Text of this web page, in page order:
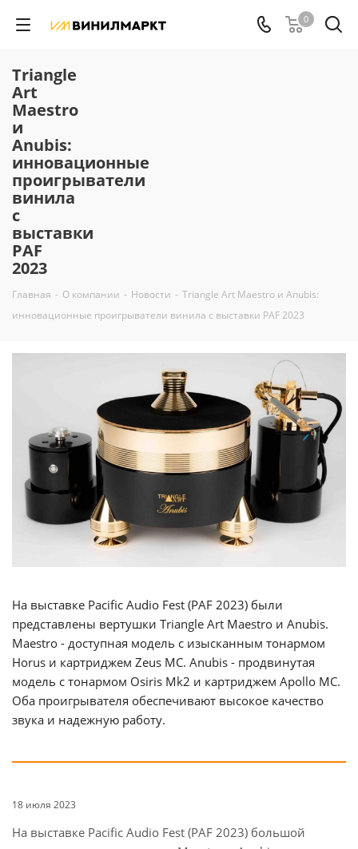
0
Triangle
Art
Maestro
и
Anubis:
инновационные
проигрыватели
винила
с
выставки
PAF
2023
Главная - О компании - Новости - Triangle Art Maestro и Anubis:
инновационные проигрыватели винила с выставки PAF 2023
На выставке Pacific Audio Fest (PAF 2023) были
представлены вертушки Triangle Art Maestro и Anubis.
Maestro - доступная модель с изысканным тонармом
Horus и картриджем Zeus MC. Anubis - продвинутая
модель с тонармом Osiris Mk2 и картриджем Apollo MC.
Оба проигрывателя обеспечивают высокое качество
звука и надежную работу.
18 июля 2023
На выставке Pacific Audio Fest (PAF 2023) большой